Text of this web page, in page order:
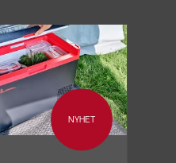
NYHET